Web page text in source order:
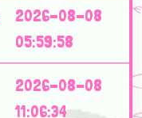
2026-08-08
05:59:58
2026-08-08
11:06:34